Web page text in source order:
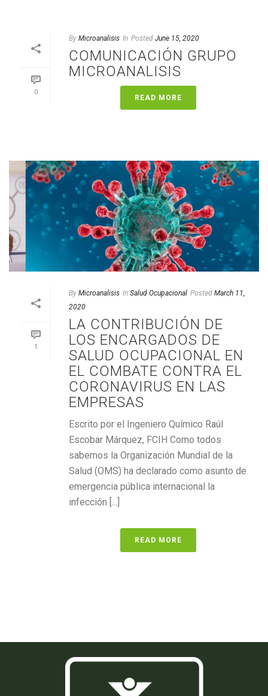
0
By Microanalisis In Posted June 15, 2020
COMUNICACIÓN GRUPO
MICROANALISIS
READ MORE
1
By Microanalisis In Salud Ocupacional Posted March 11,
2020
LA CONTRIBUCIÓN DE
LOS ENCARGADOS DE
SALUD OCUPACIONAL EN
EL COMBATE CONTRA EL
CORONAVIRUS EN LAS
EMPRESAS
Escrito por el Ingeniero Químico Raúl
Escobar Márquez, FCIH Como todos
sabemos la Organización Mundial de la
Salud (OMS) ha declarado como asunto de
emergencia pública internacional la
infección [...]
READ MORE